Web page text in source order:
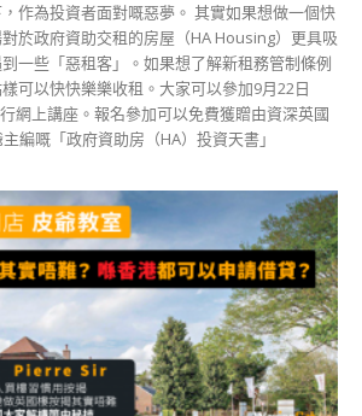
作為投資者面對嘅惡夢。 其實如果想做一個快
於政府資助交租的房屋（HA Housing）更具吸
一些「惡租客」。如果想了解新租務管制條例
可以快快樂樂收租。大家可以參加9月22日
行網上講座。報名參加可以免費獲贈由資深英國
編嘅「政府資助房（HA）投資天書」